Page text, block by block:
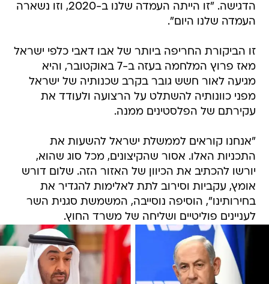
הדגישה. "זו הייתה העמדה שלנו ב-2020, וזו נשארה
העמדה שלנו היום".
זו הביקורת החריפה ביותר של אבו דאבי כלפי ישראל
מאז פרוץ המלחמה בעזה ב-7 באוקטובר, והיא
מגיעה לאור חשש גובר בקרב שכנותיה של ישראל
מפני כוונותיה להשתלט על הרצועה ולעודד את
עקירתם של הפלסטינים ממנה.
"אנחנו קוראים לממשלת ישראל להשעות את
התכניות האלו. אסור שהקיצונים, מכל סוג שהוא,
יורשו להכתיב את הכיוון של האזור הזה. שלום דורש
אומץ, עקביות וסירוב לתת לאלימות להגדיר את
בחירותינו", הוסיפה נוסייבה, המשמשת סגנית השר
לעניינים פוליטיים ושליחה של משרד החוץ.